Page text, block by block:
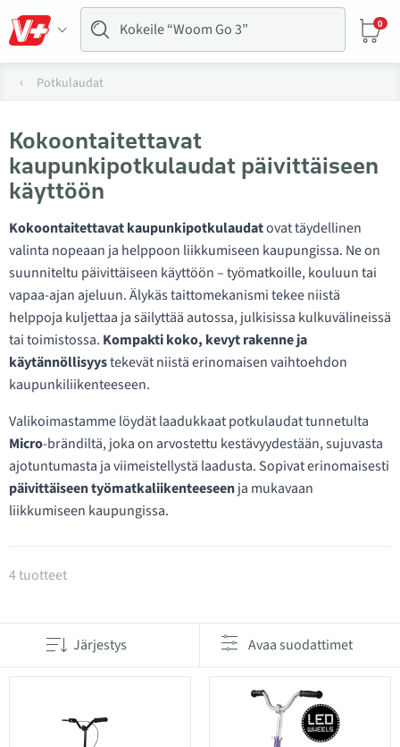
0
Potkulaudat
Kokoontaitettavat
kaupunkipotkulaudat päivittäiseen
käyttöön
Kokoontaitettavat kaupunkipotkulaudatovat täydellinen
valinta nopeaan ja helppoon liikkumiseen kaupungissa. Ne on
suunniteltu päivittäiseen käyttöön – työmatkoille, kouluun tai
vapaa-ajan ajeluun. Älykäs taittomekanismi tekee niistä
helppoja kuljettaa ja säilyttää autossa, julkisissa kulkuvälineissä
tai toimistossa. Kompakti koko, kevyt rakenne ja
käytännöllisyystekevät niistä erinomaisen vaihtoehdon
kaupunkiliikenteeseen.
Valikoimastamme löydät laadukkaat potkulaudat tunnetulta
Micro-brändiltä, joka on arvostettu kestävyydestään, sujuvasta
ajotuntumasta ja viimeistellystä laadusta. Sopivat erinomaisesti
päivittäiseen työmatkaliikenteeseenja mukavaan
liikkumiseen kaupungissa.
Tuotteet kategoriassa Kokoontaitettavat
4 tuotteet
Järjestys Avaa suodattimet